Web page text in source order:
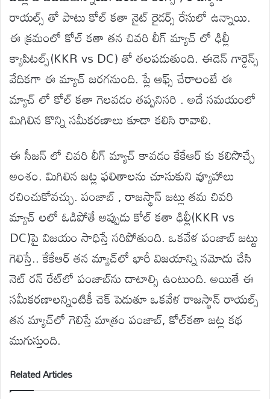
రాయల్స్ తో పాటు కోల్ కతా నైట్ రైడర్స్ రేసులో ఉన్నాయి.
ఈ క్రమంలో కోల్ కతా తన చివరి లీగ్ మ్యాచ్ లో ఢిల్లీ
క్యాపిటల్స్(KKR vs DC) తో తలపడుతుంది. ఈడెన్ గార్డెన్స్
వేదికగా ఈ మ్యాచ్ జరగనుంది. ప్లే ఆఫ్స్ చేరాలంటే ఈ
మ్యాచ్ లో కోల్ కతా గెలవడం తప్పనిసరి . అదే సమయంలో
మిగిలిన కొన్ని సమీకరణాలు కూడా కలిసి రావాలి.
ఈ సీజన్ లో చివరి లీగ్ మ్యాచ్ కావడం కేకేఆర్ కు కలిసొచ్చే
అంశం. మిగిలిన జట్ల ఫలితాలను చూసుకుని వ్యూహాలు
రచించుకోవచ్చు. పంజాబ్ , రాజస్థాన్ జట్లు తమ చివరి
మ్యాచ్ లలో ఓడిపోతే అప్పుడు కోల్ కతా ఢిల్లీ(KKR vs
DC)పై విజయం సాధిస్తే సరిపోతుంది. ఒకవేళ పంజాబ్ జట్టు
గెలిస్తే.. కేకేఆర్ తన మ్యాచ్‌లో భారీ విజయాన్ని నమోదు చేసి
నెట్ రన్ రేట్‌లో పంజాబ్‌ను దాటాల్సి ఉంటుంది. అయితే ఈ
సమీకరణాలన్నింటికీ చెక్ పెడుతూ ఒకవేళ రాజస్థాన్ రాయల్స్
తన మ్యాచ్‌లో గెలిస్తే మాత్రం పంజాబ్, కోల్‌కతా జట్ల కథ
ముగుస్తుంది.
Related Articles